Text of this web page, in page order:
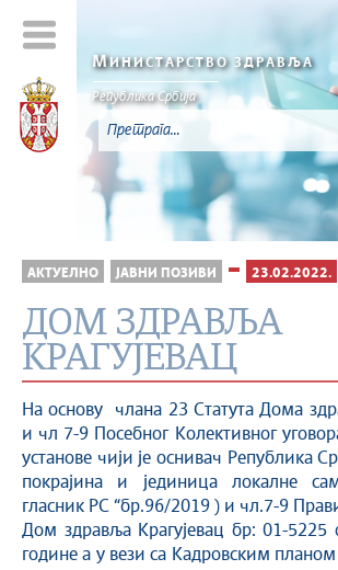
МИНИСТАРСТВО ЗДРАВЉА
Република Србија
АКТУЕЛНО ЈАВНИ ПОЗИВИ 23.02.2022.
ДОМ ЗДРАВЉА
КРАГУЈЕВАЦ
На основу члана 23 Статута Дома
и чл 7-9 Посебног Колективног
установе чији је оснивач Република
покрајина и јединица локалне
гласник РС “бр.96/2019 ) и чл.7-9
Дом здравља Крагујевац бр: 01-5225
године а у вези са Кадровским